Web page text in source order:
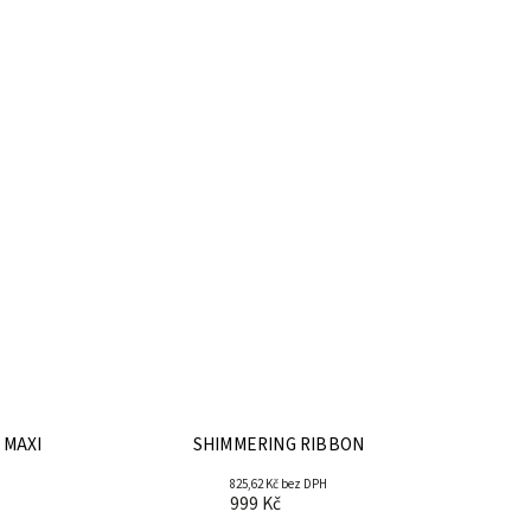
SHIMMERING RIBBON
825,62 Kč bez DPH
999 Kč